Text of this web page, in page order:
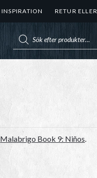
INSPIRATION RETUR
Malabrigo Book 9: Niños.